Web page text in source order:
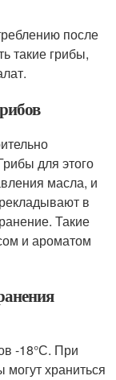
после
такие грибы,
для этого
масла, и
в
Такие
и ароматом
-18°С. При
храниться